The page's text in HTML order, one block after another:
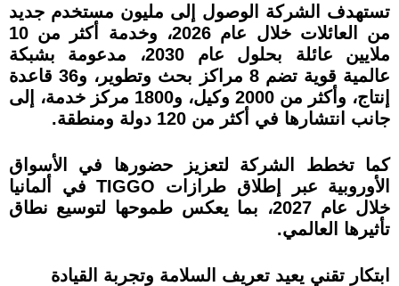
تستهدف الشركة الوصول إلى مليون مستخدم جديد
من العائلات خلال عام 2026، وخدمة أكثر من 10
ملايين عائلة بحلول عام 2030، مدعومة بشبكة
عالمية قوية تضم 8 مراكز بحث وتطوير، و36 قاعدة
إنتاج، وأكثر من 2000 وكيل، و1800 مركز خدمة، إلى
جانب انتشارها في أكثر من 120 دولة ومنطقة.
كما تخطط الشركة لتعزيز حضورها في الأسواق
الأوروبية عبر إطلاق طرازات TIGGO في ألمانيا
خلال عام 2027، بما يعكس طموحها لتوسيع نطاق
تأثيرها العالمي.
ابتكار تقني يعيد تعريف السلامة وتجربة القيادة